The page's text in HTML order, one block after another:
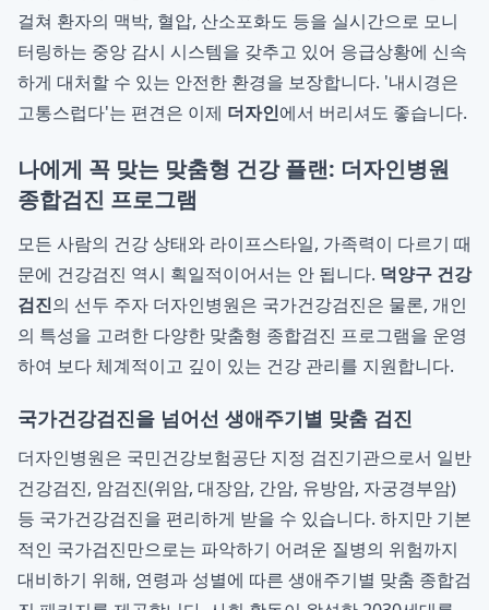
걸쳐 환자의 맥박, 혈압, 산소포화도 등을 실시간으로 모니
터링하는 중앙 감시 시스템을 갖추고 있어 응급상황에 신속
하게 대처할 수 있는 안전한 환경을 보장합니다. '내시경은
고통스럽다'는 편견은 이제 더자인에서 버리셔도 좋습니다.
나에게 꼭 맞는 맞춤형 건강 플랜: 더자인병원
종합검진 프로그램
모든 사람의 건강 상태와 라이프스타일, 가족력이 다르기 때
문에 건강검진 역시 획일적이어서는 안 됩니다. 덕양구 건강
검진의 선두 주자 더자인병원은 국가건강검진은 물론, 개인
의 특성을 고려한 다양한 맞춤형 종합검진 프로그램을 운영
하여 보다 체계적이고 깊이 있는 건강 관리를 지원합니다.
국가건강검진을 넘어선 생애주기별 맞춤 검진
더자인병원은 국민건강보험공단 지정 검진기관으로서 일반
건강검진, 암검진(위암, 대장암, 간암, 유방암, 자궁경부암)
등 국가건강검진을 편리하게 받을 수 있습니다. 하지만 기본
적인 국가검진만으로는 파악하기 어려운 질병의 위험까지
대비하기 위해, 연령과 성별에 따른 생애주기별 맞춤 종합검